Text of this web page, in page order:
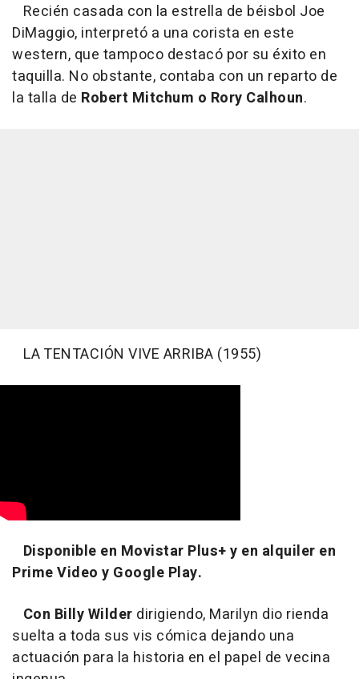
Recién casada con la estrella de béisbol Joe
DiMaggio, interpretó a una corista en este
western, que tampoco destacó por su éxito en
taquilla. No obstante, contaba con un reparto de
la talla de Robert Mitchum o Rory Calhoun.
LA TENTACIÓN VIVE ARRIBA (1955)
Disponible en Movistar Plus+ y en alquiler en
Prime Video y Google Play.
Con Billy Wilder dirigiendo, Marilyn dio rienda
suelta a toda sus vis cómica dejando una
actuación para la historia en el papel de vecina